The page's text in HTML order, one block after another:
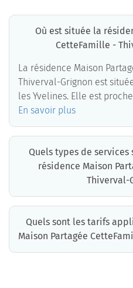
Où est située la
CetteFamille -
La résidence Maison
Thiverval-Grignon est
les Yvelines. Elle est
En savoir plus
Quels types de
résidence Maison
Thiverval-
Quels sont les tarifs
Maison Partagée